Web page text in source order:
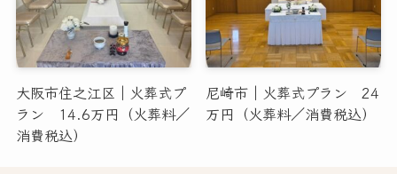
大阪市住之江区｜火葬式プ
ラン 14.6万円（火葬料／
消費税込）
尼崎市｜火葬式プラン 24
万円（火葬料／消費税込）